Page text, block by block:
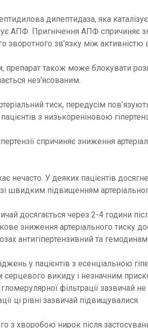
дипептидаза, яка каталізує
АПФ. Пригнічення АПФ спричиняє
зворотного зв’язку між
препарат також може блокувати
нез’ясованим.
тиск, передусім
з низькореніновою
спричиняє зниження
нечасто. У деяких пацієнтів
швидким підвищенням
досягається через 2-4 години
зниження артеріального
антигіпертензивний та
у пацієнтів з есенціальною
викиду і незначним
фільтрації
ці рівні зазвичай підвищувалися.
з хворобою нирок після